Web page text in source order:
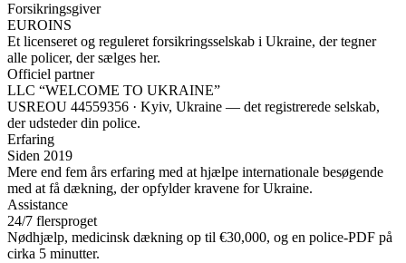
Forsikringsgiver
EUROINS
Et licenseret og reguleret forsikringsselskab i Ukraine, der tegner
alle policer, der sælges her.
Officiel partner
LLC “WELCOME TO UKRAINE”
USREOU 44559356 · Kyiv, Ukraine — det registrerede selskab,
der udsteder din police.
Erfaring
Siden 2019
Mere end fem års erfaring med at hjælpe internationale besøgende
med at få dækning, der opfylder kravene for Ukraine.
Assistance
24/7 flersproget
Nødhjælp, medicinsk dækning op til €30,000, og en police-PDF på
cirka 5 minutter.